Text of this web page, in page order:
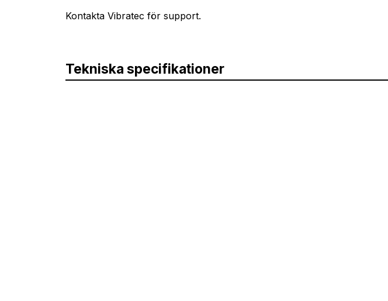
Kontakta Vibratec för support.
Tekniska specifikationer